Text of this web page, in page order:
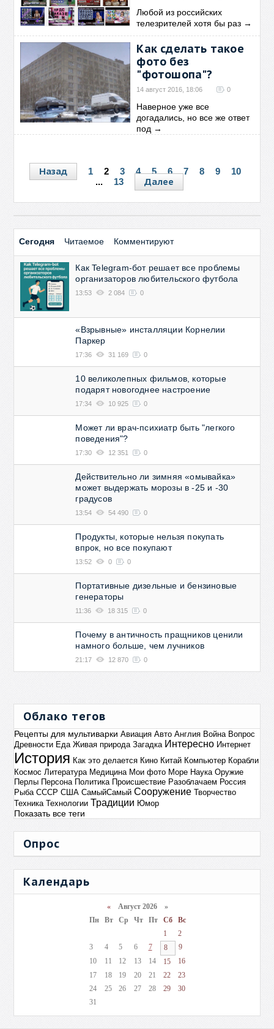
Любой из российских
телезрителей хотя бы раз →
Как сделать такое
фото без
"фотошопа"?
14 август 2016, 18:06 0
Наверное уже все
догадались, но все же ответ
под →
Назад 1 2 3 4 5 6 7 8 9
10
...
13 Далее
Сегодня Читаемое Комментируют
Как Telegram-бот решает все проблемы
организаторов любительского футбола
13:53 2 084 0
«Взрывные» инсталляции Корнелии
Паркер
17:36 31 169 0
10 великолепных фильмов, которые
подарят новогоднее настроение
17:34 10 925 0
Может ли врач-психиатр быть "легкого
поведения"?
17:30 12 351 0
Действительно ли зимняя «омывайка»
может выдержать морозы в -25 и -30
градусов
13:54 54 490 0
Продукты, которые нельзя покупать
впрок, но все покупают
13:52 0 0
Портативные дизельные и бензиновые
генераторы
11:36 18 315 0
Почему в античность пращников ценили
намного больше, чем лучников
21:17 12 870 0
Облако тегов
Рецепты для мультиварки Авиация Авто Англия Война Вопрос
Древности Еда Живая природа Загадка Интересно Интернет
История Как это делается Кино Китай Компьютер Корабли
Космос Литература Медицина Мои фото Море Наука Оружие
Перлы Персона Политика Происшествие Разоблачаем Россия
Рыба СССР США СамыйСамый Сооружение Творчество
Техника Технологии Традиции Юмор
Показать все теги
Опрос
Календарь
«Август 2026 »
Пн
Вт Ср Чт Пт Сб
Вс
1
2
3
4 5 6 7 8
9
10
11 12 13 14 15
16
17
18 19 20 21 22
23
24
25 26 27 28 29
30
31